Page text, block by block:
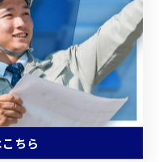
や排気口の位置を間違
とがあります。作業中
取り扱いには最新の注
ため、心配な場合は
ださい。
ちら